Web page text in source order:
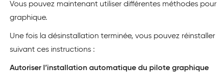
Vous pouvez maintenant utiliser différentes méthodes
graphique.
Une fois la désinstallation terminée, vous pouvez
suivant ces instructions :
Autoriser l’installation automatique du pilote graphique